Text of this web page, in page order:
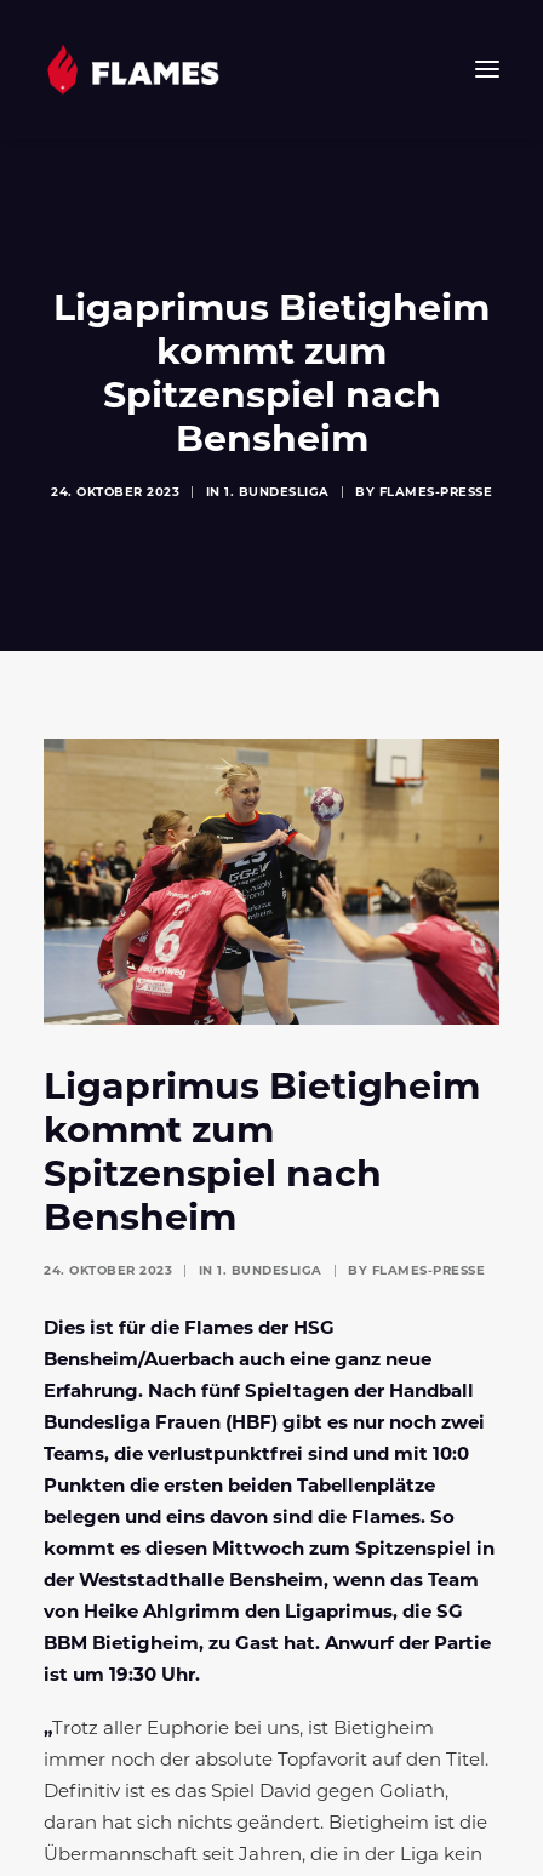
JUNIOR FLAMES
SPONSOREN & PARTNER
TICKETS
Ligaprimus Bietigheim
kommt zum
Spitzenspiel nach
Bensheim
24. OKTOBER 2023 IN 1. BUNDESLIGA BY FLAMES-PRESSE
Ligaprimus Bietigheim
kommt zum
Spitzenspiel nach
Bensheim
24. OKTOBER 2023 IN 1. BUNDESLIGA BY FLAMES-PRESSE
Dies ist für die Flames der HSG
Bensheim/Auerbach auch eine ganz neue
Erfahrung. Nach fünf Spieltagen der Handball
Bundesliga Frauen (HBF) gibt es nur noch zwei
Teams, die verlustpunktfrei sind und mit 10:0
Punkten die ersten beiden Tabellenplätze
belegen und eins davon sind die Flames. So
kommt es diesen Mittwoch zum Spitzenspiel in
der Weststadthalle Bensheim, wenn das Team
von Heike Ahlgrimm den Ligaprimus, die SG
BBM Bietigheim, zu Gast hat. Anwurf der Partie
ist um 19:30 Uhr.
„ Trotz aller Euphorie bei uns, ist Bietigheim
immer noch der absolute Topfavorit auf den Titel.
Definitiv ist es das Spiel David gegen Goliath,
daran hat sich nichts geändert. Bietigheim ist die
Übermannschaft seit Jahren, die in der Liga kein